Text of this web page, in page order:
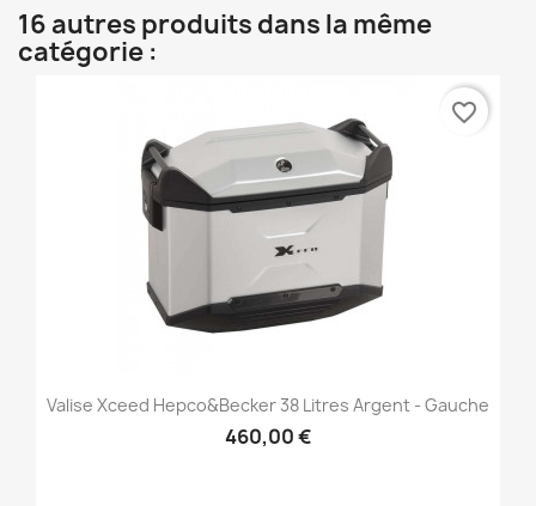
16 autres produits dans la même
catégorie :
Valise Xceed Hepco&Becker 38 Litres Argent - Gauche
460,00 €
favorite_border